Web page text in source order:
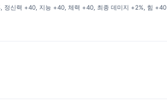
정신력 +40, 지능 +40, 체력 +40, 최종 데미지 +2%, 힘 +40